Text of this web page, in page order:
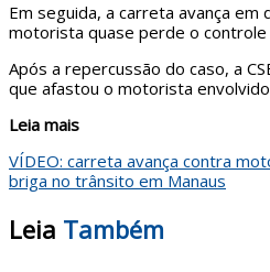
Em seguida, a carreta avança em
motorista quase perde o controle
Após a repercussão do caso, a
que afastou o motorista
Leia mais
VÍDEO: carreta avança contra
briga no trânsito em Manaus
Leia Também